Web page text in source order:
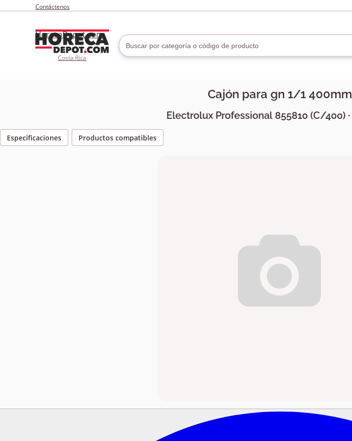
Contáctenos
HorecaDepot.com
Costa Rica
Cajón para gn 1/1 400mm
Electrolux Professional 855810(C/400) ·
Especificaciones Productos compatibles